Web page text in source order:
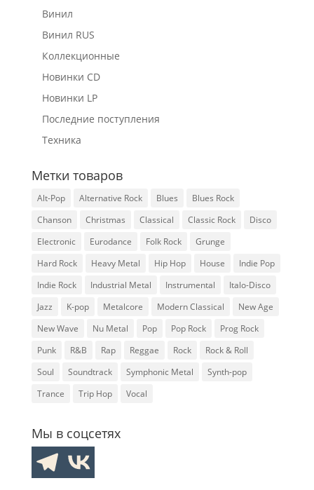
Винил
Винил RUS
Коллекционные
Новинки CD
Новинки LP
Последние поступления
Техника
Метки товаров
Alt-Pop Alternative Rock Blues
Blues Rock
Chanson
Christmas Classical Classic Rock
Disco
Electronic
Eurodance Folk Rock
Grunge
Hard Rock
Heavy Metal Hip Hop House
Indie Pop
Indie Rock
Industrial Metal Instrumental
Italo-Disco
Jazz
K-pop Metalcore Modern Classical
New Age
New Wave
Nu Metal Pop Pop Rock
Prog Rock
Punk
R&B Rap Reggae Rock
Rock & Roll
Soul
Soundtrack Symphonic Metal
Synth-pop
Trance
Trip Hop Vocal
Мы в соцсетях